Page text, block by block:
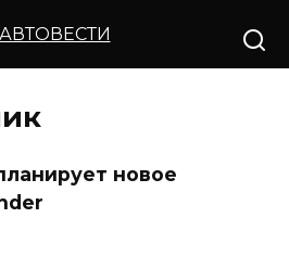
новое